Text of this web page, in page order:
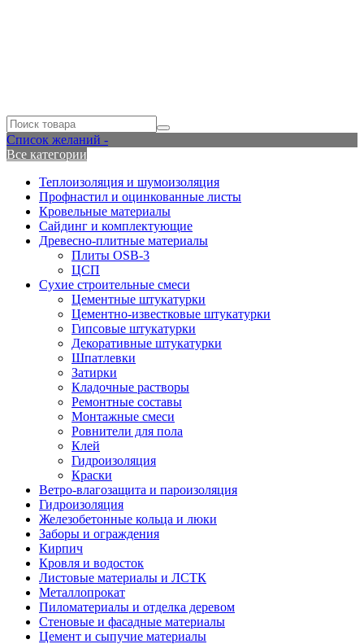
Список желаний -
Все категории
Теплоизоляция и шумоизоляция
Профнастил и оцинкованные листы
Кровельные материалы
Сайдинг и комплектующие
Древесно-плитные материалы
Плиты OSB-3
ЦСП
Сухие строительные смеси
Цементные штукатурки
Цементно-известковые штукатурки
Гипсовые штукатурки
Декоративные штукатурки
Шпатлевки
Затирки
Кладочные растворы
Ремонтные составы
Монтажные смеси
Ровнители для пола
Клей
Гидроизоляция
Краски
Ветро-влагозащита и пароизоляция
Гидроизоляция
Железобетонные кольца и люки
Заборы и ограждения
Кирпич
Кровля и водосток
Листовые материалы и ЛСТК
Металлопрокат
Пиломатериалы и отделка деревом
Стеновые и фасадные материалы
Цемент и сыпучие материалы